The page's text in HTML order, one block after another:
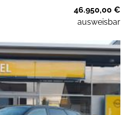
46.950,00 €
ausweisbar